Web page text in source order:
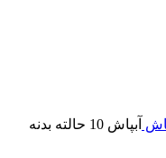
آبپاش 10 حالته بدنه